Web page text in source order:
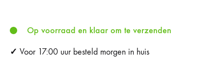
Op voorraad en klaar om te verzenden
✓ Voor 17:00 uur besteld morgen in huis